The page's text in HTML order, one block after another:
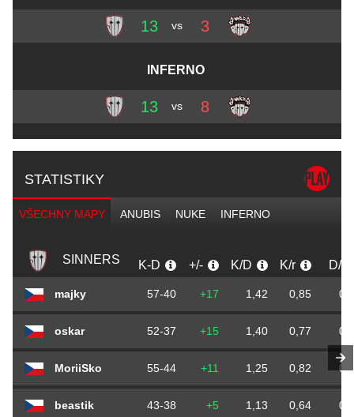
13 vs 3
INFERNO
13 vs 8
STATISTIKY
VŠECHNY MAPY ANUBIS NUKE INFERNO
SINNERS K-D +/- K/D K/r D/r
majky 57-40 +17 1,42 0,85
oskar 52-37 +15 1,40 0,77
MoriiSko 55-44 +11 1,25 0,82
beastik 43-38 +5 1,13 0,64